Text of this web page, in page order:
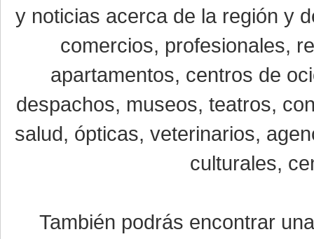
y noticias acerca de la región y
comercios, profesionales,
apartamentos, centros de
despachos, museos, teatros,
salud, ópticas, veterinarios,
culturales,
También podrás encontrar